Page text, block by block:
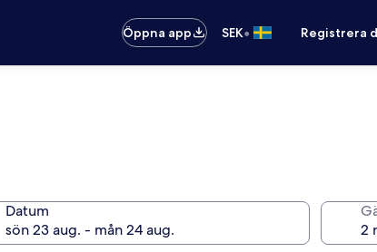
Öppna app
SEK• Registrera
Datum